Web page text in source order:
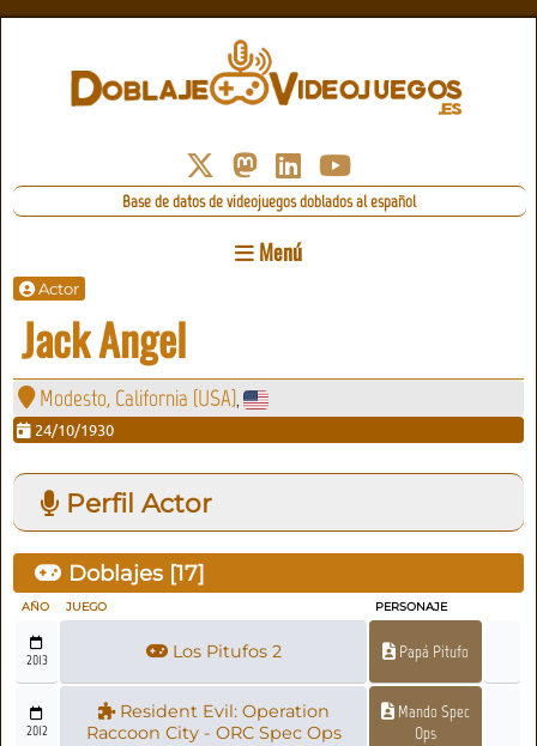
Base de datos de videojuegos doblados al español
Menú
Actor
Jack Angel
Modesto, California (USA),
24/10/1930
Perfil Actor
Doblajes [17]
AÑO JUEGO PERSONAJE
2013 Los Pitufos 2 Papá Pitufo
2012
Resident Evil: Operation
Raccoon City - ORC Spec Ops
Mando Spec
Ops